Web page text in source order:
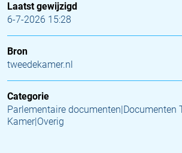
Laatst gewijzigd
6-7-2026 15:28
Bron
tweedekamer.nl
Categorie
Parlementaire documenten|Documenten
Kamer|Overig